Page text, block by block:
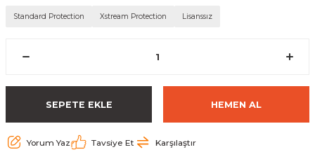
Standard Protection Xstream Protection Lisanssız
SEPETE EKLE HEMEN AL
Yorum Yaz Tavsiye Et Karşılaştır